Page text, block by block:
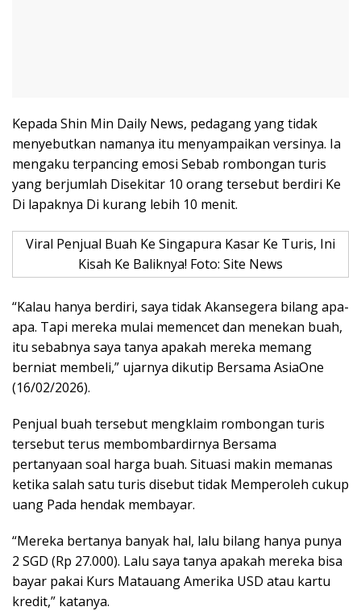
Kepada Shin Min Daily News, pedagang yang tidak
menyebutkan namanya itu menyampaikan versinya. Ia
mengaku terpancing emosi Sebab rombongan turis
yang berjumlah Disekitar 10 orang tersebut berdiri Ke
Di lapaknya Di kurang lebih 10 menit.
Viral Penjual Buah Ke Singapura Kasar Ke Turis, Ini
Kisah Ke Baliknya! Foto: Site News
“Kalau hanya berdiri, saya tidak Akansegera bilang apa-
apa. Tapi mereka mulai memencet dan menekan buah,
itu sebabnya saya tanya apakah mereka memang
berniat membeli,” ujarnya dikutip Bersama AsiaOne
(16/02/2026).
Penjual buah tersebut mengklaim rombongan turis
tersebut terus membombardirnya Bersama
pertanyaan soal harga buah. Situasi makin memanas
ketika salah satu turis disebut tidak Memperoleh cukup
uang Pada hendak membayar.
“Mereka bertanya banyak hal, lalu bilang hanya punya
2 SGD (Rp 27.000). Lalu saya tanya apakah mereka bisa
bayar pakai Kurs Matauang Amerika USD atau kartu
kredit,” katanya.